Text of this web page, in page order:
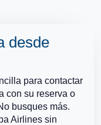
desde
para contactar
con su reserva o
busques más.
Airlines sin